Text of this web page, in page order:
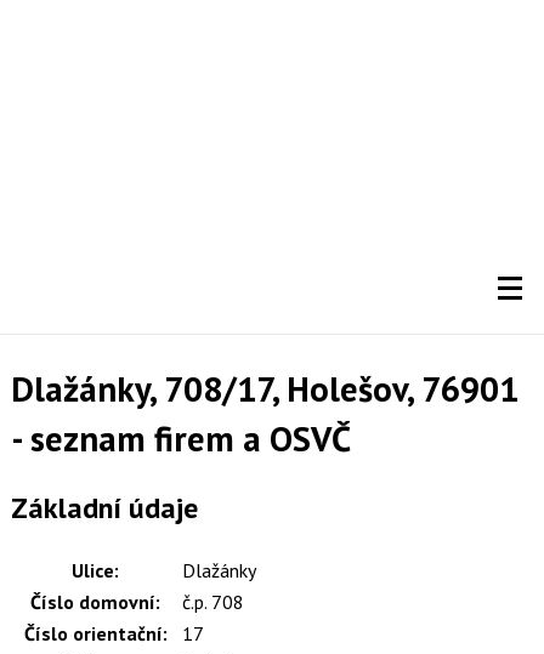
Dlažánky, 708/17, Holešov, 76901
- seznam firem a OSVČ
Základní údaje
Ulice:
Dlažánky
Číslo domovní:
č.p. 708
Číslo orientační:
17